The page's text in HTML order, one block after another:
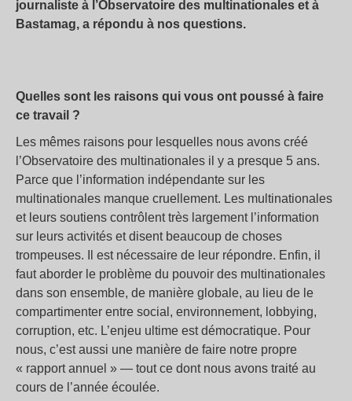
journaliste à l’Observatoire des multinationales et à
Bastamag, a répondu à nos questions.
Quelles sont les raisons qui vous ont poussé à faire
ce travail ?
Les mêmes raisons pour lesquelles nous avons créé
l’Observatoire des multinationales il y a presque 5 ans.
Parce que l’information indépendante sur les
multinationales manque cruellement. Les multinationales
et leurs soutiens contrôlent très largement l’information
sur leurs activités et disent beaucoup de choses
trompeuses. Il est nécessaire de leur répondre. Enfin, il
faut aborder le problème du pouvoir des multinationales
dans son ensemble, de manière globale, au lieu de le
compartimenter entre social, environnement, lobbying,
corruption, etc. L’enjeu ultime est démocratique. Pour
nous, c’est aussi une manière de faire notre propre
« rapport annuel » — tout ce dont nous avons traité au
cours de l’année écoulée.